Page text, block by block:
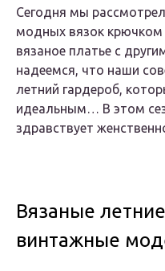
Сегодня мы
модных вязок крючком
вязаное платье с
надеемся, что наши
летний гардероб,
идеальным… В этом
здравствует
Вязаные
винтажные